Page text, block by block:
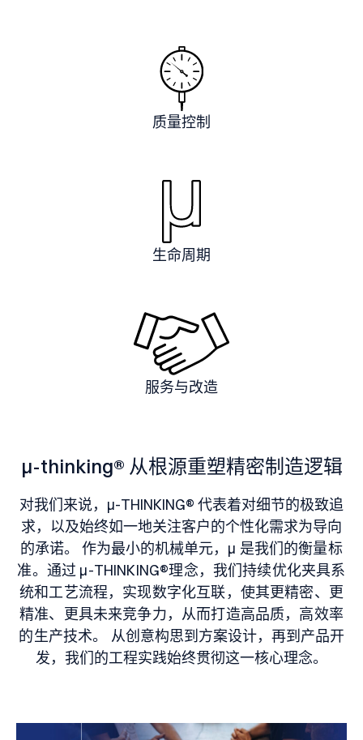
质量控制
生命周期
服务与改造
μ-thinking® 从根源重塑精密制造逻辑
对我们来说，μ-THINKING® 代表着对细节的极致追
求，以及始终如一地关注客户的个性化需求为导向
的承诺。作为最小的机械单元， μ 是我们的衡量标
准。 通过 μ-THINKING®理念，我们持续优化夹具系
统和工艺流程，实现数字化互联，使其更精密、更
精准、更具未来竞争力，从而打造高品质，高效率
的生产技术。 从创意构思到方案设计，再到产品开
发，我们的工程实践始终贯彻这一核心理念。